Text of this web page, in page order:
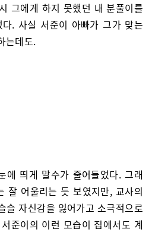
그에게 하지 못했던 내 분풀이를
. 사실 서준이 아빠가 그가 맞는
는데도.
에 띄게 말수가 줄어들었다. 그래
잘 어울리는 듯 보였지만, 교사의
슬 자신감을 잃어가고 소극적으로
준이의 이런 모습이 집에서도 계